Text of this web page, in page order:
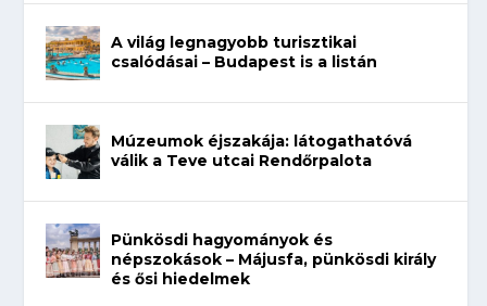
A világ legnagyobb turisztikai
csalódásai – Budapest is a listán
Múzeumok éjszakája: látogathatóvá
válik a Teve utcai Rendőrpalota
Pünkösdi hagyományok és
népszokások – Májusfa, pünkösdi király
és ősi hiedelmek